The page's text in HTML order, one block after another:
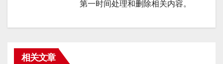
第一时间处理和删除相关内容。
相关文章